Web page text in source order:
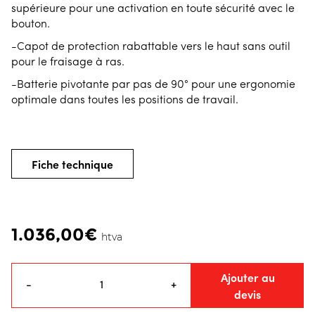
supérieure pour une activation en toute sécurité avec le
bouton.
-Capot de protection rabattable vers le haut sans outil
pour le fraisage à ras.
-Batterie pivotante par pas de 90° pour une ergonomie
optimale dans toutes les positions de travail.
Fiche technique
1.036,00€ htva
- +
Ajouter au
devis